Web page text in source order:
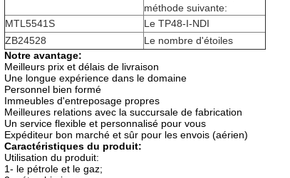
méthode suivante:
MTL5541S
Le TP48-I-NDI
ZB24528
Le nombre d'étoiles
Notre avantage:
Meilleurs prix et délais de livraison
Une longue expérience dans le domaine
Personnel bien formé
Immeubles d'entreposage propres
Meilleures relations avec la succursale de fabrication
Un service flexible et personnalisé pour vous
Expéditeur bon marché et sûr pour les envois (aérien)
Caractéristiques du produit:
Utilisation du produit:
1- le pétrole et le gaz;